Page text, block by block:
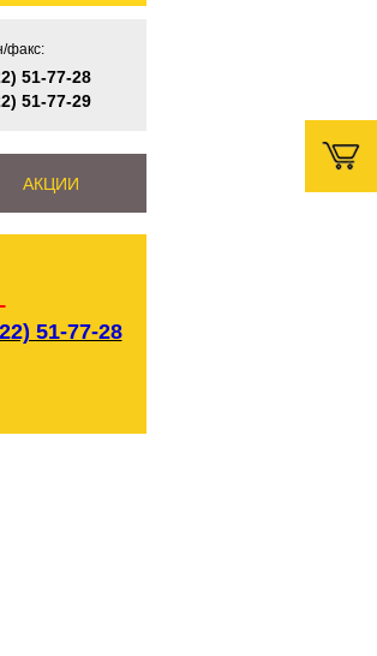
факс:
51-77-28
51-77-29
АКЦИИ
51-77-28